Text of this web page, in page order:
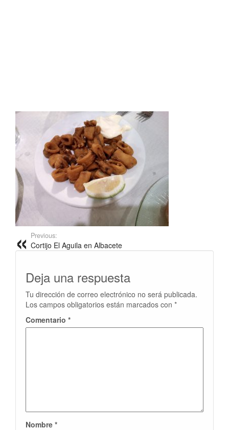
Previous:
Cortijo El Aguila en Albacete
Deja una respuesta
Tu dirección de correo electrónico no será publicada.
Los campos obligatorios están marcados con *
Comentario *
Nombre *